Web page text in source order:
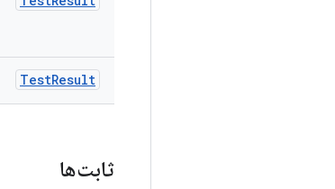
TestResult
ثابت‌ها